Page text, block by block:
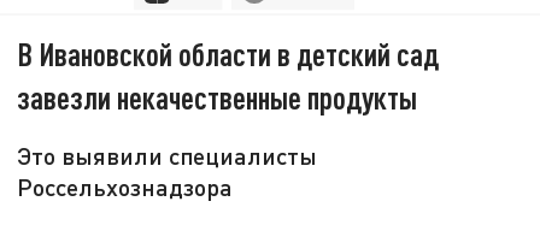
В Ивановской области в детский сад
завезли некачественные продукты
Это выявили специалисты
Россельхознадзора